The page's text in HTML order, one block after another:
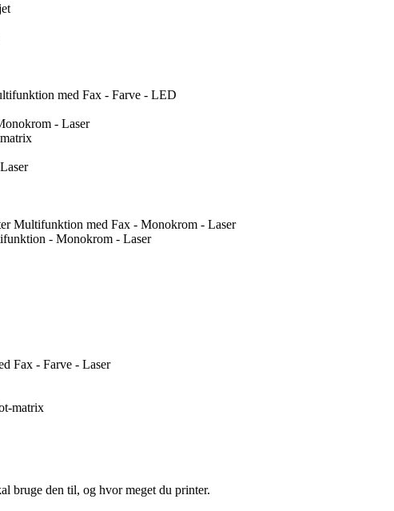
med Fax - Farve - LED
- Laser
Multifunktion med Fax - Monokrom - Laser
- Monokrom - Laser
Fax - Farve - Laser
matrix
bruge den til, og hvor meget du printer.